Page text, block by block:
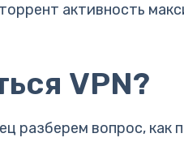
активность
VPN?
разберем вопрос, как